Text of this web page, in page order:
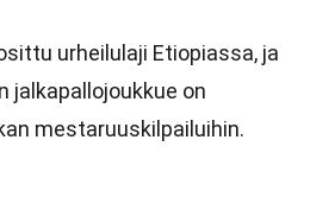
urheilulaji Etiopiassa, ja
jalkapallojoukkue on
mestaruuskilpailuihin.